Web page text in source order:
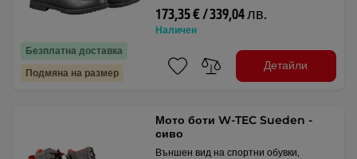
Безплатна доставка
Подмяна на размер
173,35 € / 339,04 лв.
Наличен
Детайли
Мото боти W-TEC Sueden -
сиво
Външен вид на спортни обувки,